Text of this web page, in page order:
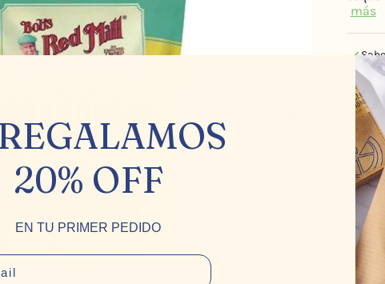
más
Sin
Sin
20% OFF
EN TU PRIMER PEDIDO